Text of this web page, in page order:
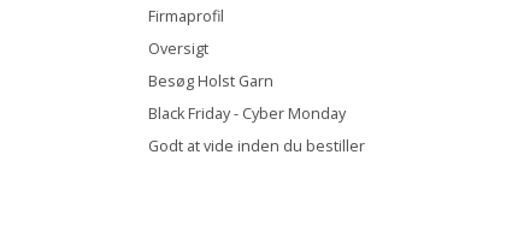
Firmaprofil
Oversigt
Besøg Holst Garn
Black Friday - Cyber Monday
Godt at vide inden du bestiller